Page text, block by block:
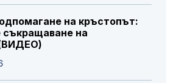
на кръстопът:
съкращаване на